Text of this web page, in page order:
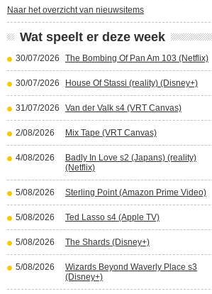
Naar het overzicht van nieuwsitems
Wat speelt er deze week
30/07/2026 The Bombing Of Pan Am 103 (Netflix)
30/07/2026 House Of Stassi (reality) (Disney+)
31/07/2026 Van der Valk s4 (VRT Canvas)
2/08/2026 Mix Tape (VRT Canvas)
4/08/2026
Badly In Love s2 (Japans) (reality)
(Netflix)
5/08/2026 Sterling Point (Amazon Prime Video)
5/08/2026 Ted Lasso s4 (Apple TV)
5/08/2026 The Shards (Disney+)
5/08/2026
Wizards Beyond Waverly Place s3
(Disney+)